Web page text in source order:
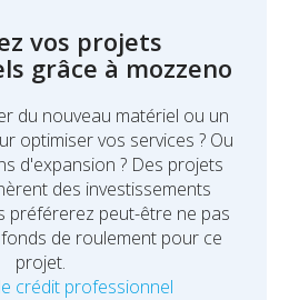
vos projets
grâce à mozzeno
du nouveau matériel ou un
optimiser vos services ? Ou
d'expansion ? Des projets
des investissements
préférerez peut-être ne pas
de roulement pour ce
projet.
crédit professionnel